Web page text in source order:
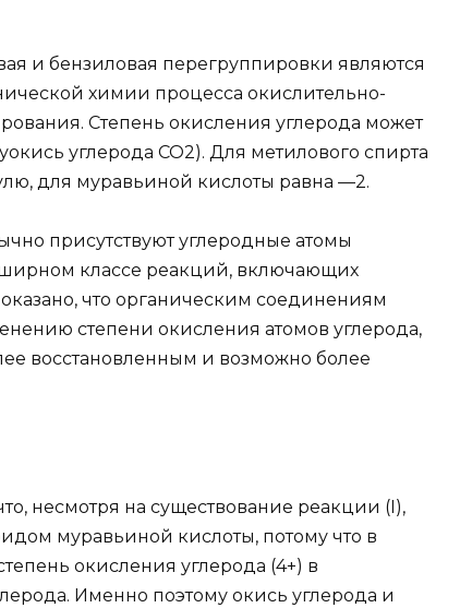
и бензиловая перегруппировки являются
химии процесса окислительно-
Степень окисления углерода может
углерода СО2). Для метилового спирта
для муравьиной кислоты равна —2.
присутствуют углеродные атомы
классе реакций, включающих
что органическим соединениям
степени окисления атомов углерода,
восстановленным и возможно более
несмотря на существование реакции (I),
муравьиной кислоты, потому что в
окисления углерода (4+) в
Именно поэтому окись углерода и